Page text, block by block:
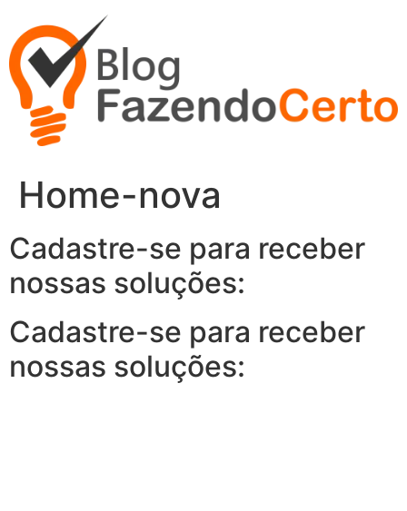
para
conteúdo
Home-nova
Cadastre-se para receber
nossas soluções:
Cadastre-se para receber
nossas soluções: